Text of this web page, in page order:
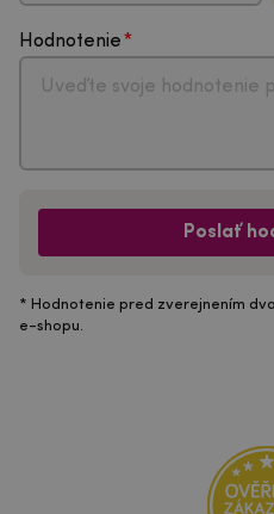
Hodnotenie
Poslať
* Hodnotenie pred zverejnením
e-shopu.